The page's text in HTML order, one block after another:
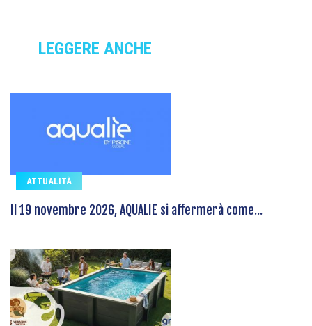
LEGGERE ANCHE
ATTUALITÀ
Il 19 novembre 2026, AQUALIE si affermerà come...